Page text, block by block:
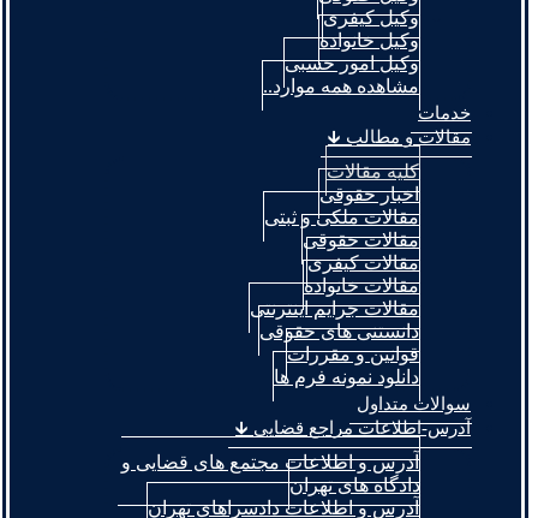
وکیل کیفری
وکیل خانواده
وکیل امور حسبی
مشاهده همه موارد..
خدمات
مقالات و مطالب 🡳
کلیه مقالات
اخبار حقوقی
مقالات ملکی و ثبتی
مقالات حقوقی
مقالات کیفری
مقالات خانواده
مقالات جرایم اینترنتی
دانستنی های حقوقی
قوانین و مقررات
دانلود نمونه فرم ها
سوالات متداول
آدرس-اطلاعات مراجع قضایی 🡳
آدرس و اطلاعات مجتمع های قضایی و
دادگاه های تهران
آدرس و اطلاعات دادسراهای تهران